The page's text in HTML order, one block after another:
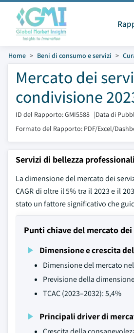
Home Beni di consumo e servizi
Mercato dei
condivisione
ID del Rapporto: GMI5588 |Data di
Formato del Rapporto: PDF/Excel/
Servizi di bellezza
La dimensione del mercato dei
CAGR di oltre il 5% tra il 2023 e il
stato un fattore significativo che
Punti chiave del mercato
Dimensione e crescita
Dimensione del mercato
Previsione della
TCAC (2023–2032): 5,4%
Principali driver di